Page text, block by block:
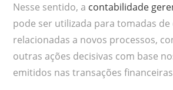
Nesse sentido, a contabilidade
pode ser utilizada para tomadas de
relacionadas a novos processos,
outras ações decisivas com base
emitidos nas transações